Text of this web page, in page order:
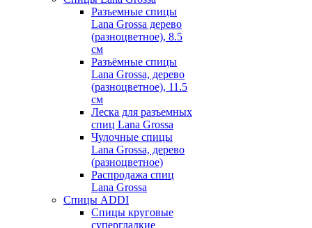
Разъемные спицы
Lana Grossa дерево
(разноцветное), 8.5
см
Разъёмные спицы
Lana Grossa, дерево
(разноцветное), 11.5
см
Леска для разъемных
спиц Lana Grossa
Чулочные спицы
Lana Grossa, дерево
(разноцветное)
Распродажа спиц
Lana Grossa
Спицы ADDI
Спицы круговые
супергладкие